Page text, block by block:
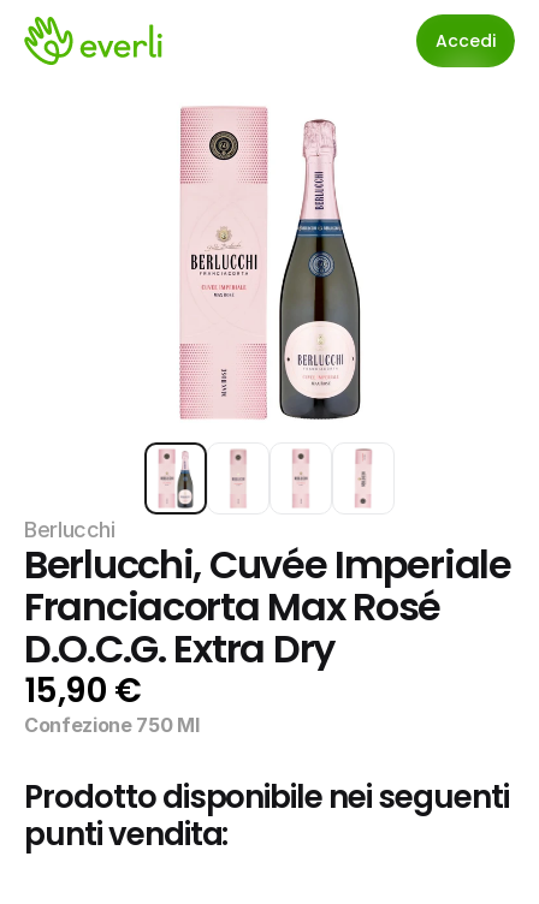
Accedi
Berlucchi
Berlucchi, Cuvée Imperiale
Franciacorta Max Rosé
D.O.C.G. Extra Dry
15,90 €
Confezione 750 Ml
Prodotto disponibile nei seguenti
punti vendita: